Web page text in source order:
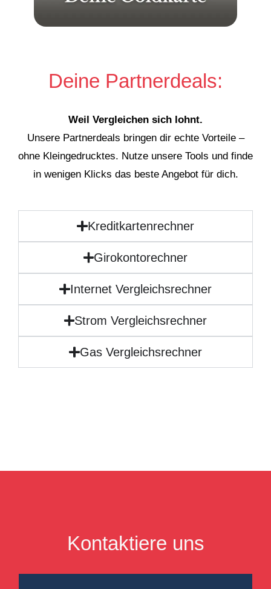
Deine Partnerdeals:
Weil Vergleichen sich lohnt.
Unsere Partnerdeals bringen dir echte Vorteile –
ohne Kleingedrucktes. Nutze unsere Tools und finde
in wenigen Klicks das beste Angebot für dich.
Kreditkartenrechner
Girokontorechner
Internet Vergleichsrechner
Strom Vergleichsrechner
Gas Vergleichsrechner
Kontaktiere uns